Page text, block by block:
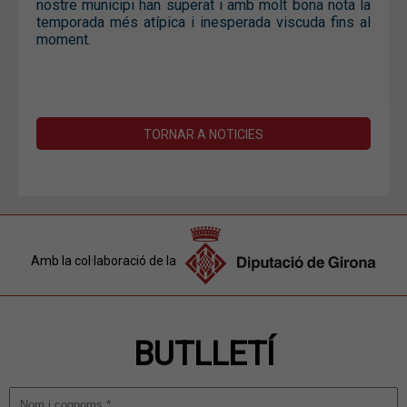
nostre municipi han superat i amb molt bona nota la
temporada més atípica i inesperada viscuda fins al
moment.
TORNAR A NOTICIES
Amb la col·laboració de la
BUTLLETÍ